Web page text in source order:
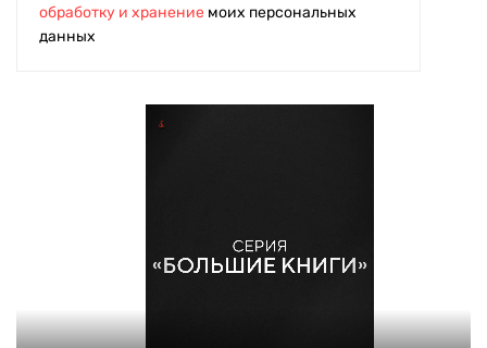
обработку и хранение моих персональных
данных